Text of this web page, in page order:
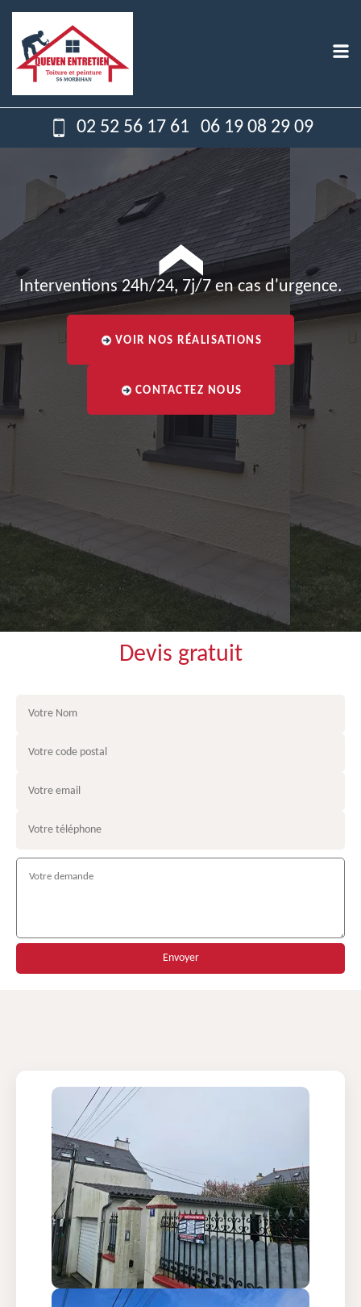
02 52 56 17 61 06 19 08 29 09
Interventions 24h/24, 7j/7 en cas d'urgence.
VOIR NOS RÉALISATIONS
CONTACTEZ NOUS
Devis gratuit